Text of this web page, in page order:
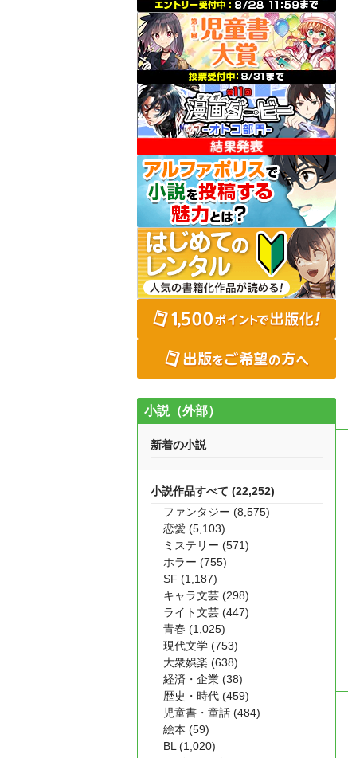
小説（外部）
新着の小説
小説作品すべて (22,252)
ファンタジー (8,575)
恋愛 (5,103)
ミステリー (571)
ホラー (755)
SF (1,187)
キャラ文芸 (298)
ライト文芸 (447)
青春 (1,025)
現代文学 (753)
大衆娯楽 (638)
経済・企業 (38)
歴史・時代 (459)
児童書・童話 (484)
絵本 (59)
BL (1,020)